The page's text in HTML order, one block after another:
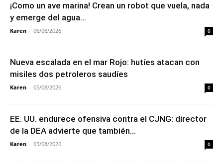
¡Como un ave marina! Crean un robot que vuela, nada
y emerge del agua...
Karen - 06/08/2026 0
Nueva escalada en el mar Rojo: hutíes atacan con
misiles dos petroleros saudíes
Karen - 05/08/2026 0
EE. UU. endurece ofensiva contra el CJNG: director
de la DEA advierte que también...
Karen - 05/08/2026 0